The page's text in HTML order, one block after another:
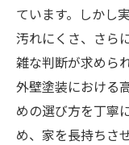
ています。しかし
汚れにくさ、さら
雑な判断が求めら
外壁塗装における
めの選び方を丁寧
め、家を長持ちさ